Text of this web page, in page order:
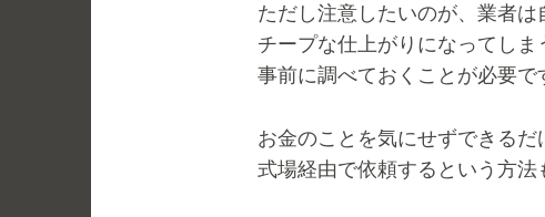
ただし注意したいのが、業者
チープな仕上がりになってし
事前に調べておくことが必要で
お金のことを気にせずできるだ
式場経由で依頼するという方法